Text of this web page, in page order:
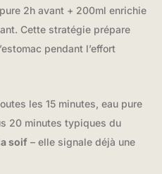
2h avant + 200ml enrichie
Cette stratégie prépare
pendant l’effort
les 15 minutes, eau pure
20 minutes typiques du
soif – elle signale déjà une